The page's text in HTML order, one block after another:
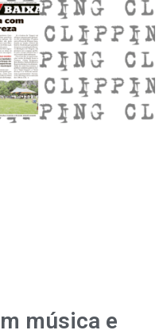
música e